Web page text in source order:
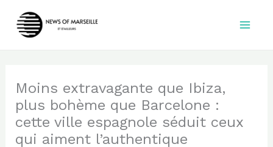
Moins extravagante que Ibiza,
plus bohème que Barcelone :
cette ville espagnole séduit ceux
qui aiment l’authentique